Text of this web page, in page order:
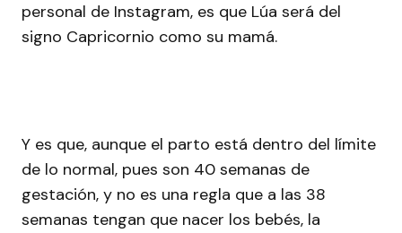
personal de Instagram, es que Lúa será del
signo Capricornio como su mamá.
Y es que, aunque el parto está dentro del límite
de lo normal, pues son 40 semanas de
gestación, y no es una regla que a las 38
semanas tengan que nacer los bebés, la